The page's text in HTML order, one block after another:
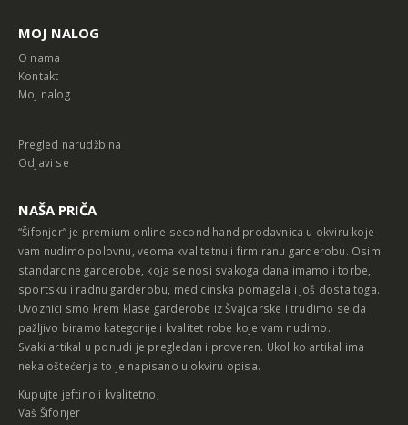
MOJ NALOG
Kontakt
Moj nalog
Pregled narudžbina
Odjavi se
NAŠA PRIČA
“Šifonjer” je premium online second hand prodavnica u okviru koje
vam nudimo polovnu, veoma kvalitetnu i firmiranu garderobu. Osim
standardne garderobe, koja se nosi svakoga dana imamo i torbe,
sportsku i radnu garderobu, medicinska pomagala i još dosta toga.
Uvoznici smo krem klase garderobe iz Švajcarske i trudimo se da
pažljivo biramo kategorije i kvalitet robe koje vam nudimo.
Svaki artikal u ponudi je pregledan i proveren. Ukoliko artikal ima
neka oštećenja to je napisano u okviru opisa.
Kupujte jeftino i kvalitetno,
Vaš Šifonjer